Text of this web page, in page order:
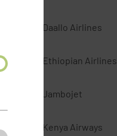
Daallo Airlines
Ethiopian Airlines
Jambojet
Kenya Airways